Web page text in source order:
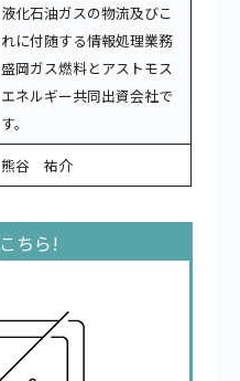
液化石油ガスの物流及びこ
れに付随する情報処理業務
盛岡ガス燃料とアストモス
エネルギー共同出資会社で
す。
熊谷 祐介